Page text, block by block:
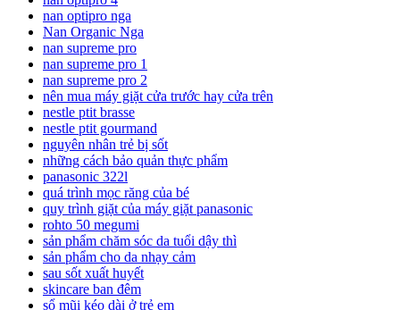
nan optipro nga
Nan Organic Nga
nan supreme pro
nan supreme pro 1
nan supreme pro 2
nên mua máy giặt cửa trước hay cửa trên
nestle ptit brasse
nestle ptit gourmand
nguyên nhân trẻ bị sốt
những cách bảo quản thực phẩm
panasonic 322l
quá trình mọc răng của bé
quy trình giặt của máy giặt panasonic
rohto 50 megumi
sản phẩm chăm sóc da tuổi dậy thì
sản phẩm cho da nhạy cảm
sau sốt xuất huyết
skincare ban đêm
sổ mũi kéo dài ở trẻ em